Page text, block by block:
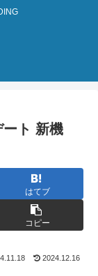
ト 新機
はてブ
コピー
2024.12.16